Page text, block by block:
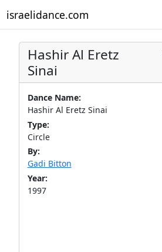
israelidance.com
Hashir Al Eretz
Sinai
Dance Name:
Hashir Al Eretz Sinai
Type:
Circle
By:
Gadi Bitton
Year:
1997